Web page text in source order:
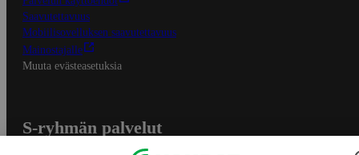
Saavutettavuus
Mobiilisovelluksen saavutettavuus
Mainostajalle
Muuta evästeasetuksia
S-ryhmän palvelut